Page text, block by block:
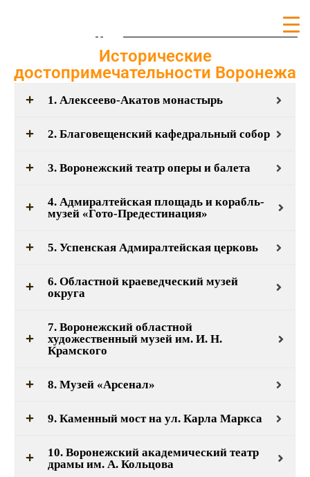
Исторические
достопримечательности Воронежа
1. Алексеево-Акатов монастырь
2. Благовещенский кафедральный собор
3. Воронежский театр оперы и балета
4. Адмиралтейская площадь и корабль-
музей «Гото-Предестинация»
5. Успенская Адмиралтейская церковь
6. Областной краеведческий музей
округа
7. Воронежский областной
художественный музей им. И. Н.
Крамского
8. Музей «Арсенал»
9. Каменный мост на ул. Карла Маркса
10. Воронежский академический театр
драмы им. А. Кольцова